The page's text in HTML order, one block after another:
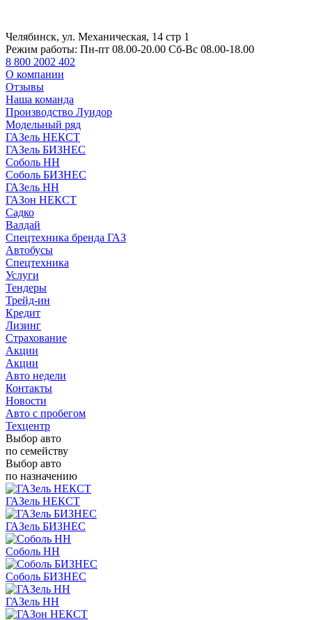
Челябинск, ул. Механическая, 14 стр 1
Режим работы: Пн-пт 08.00-20.00 Сб-Вс 08.00-18.00
8 800 2002 402
О компании
Отзывы
Наша команда
Производство Луидор
Модельный ряд
ГАЗель НЕКСТ
ГАЗель БИЗНЕС
Соболь НН
Соболь БИЗНЕС
ГАЗель НН
ГАЗон НЕКСТ
Садко
Валдай
Спецтехника бренда ГАЗ
Автобусы
Спецтехника
Услуги
Тендеры
Трейд-ин
Кредит
Лизинг
Страхование
Акции
Акции
Авто недели
Контакты
Новости
Авто с пробегом
Техцентр
Выбор авто
по семейству
Выбор авто
по назначению
ГАЗель НЕКСТ
ГАЗель БИЗНЕС
Соболь НН
Соболь БИЗНЕС
ГАЗель НН